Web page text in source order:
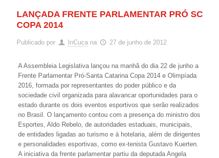
LANÇADA FRENTE PARLAMENTAR PRÓ SC
COPA 2014
Publicado por InCuca na 27 de junho de 2012
A Assembleia Legislativa lançou na manhã do dia 22 de junho a
Frente Parlamentar Pró-Santa Catarina Copa 2014 e Olimpíada
2016, formada por representantes do poder público e da
sociedade civil organizada para alavancar oportunidades para o
estado durante os dois eventos esportivos que serão realizados
no Brasil. O lançamento contou com a presença do ministro dos
Esportes, Aldo Rebelo, de autoridades estaduais, municipais,
de entidades ligadas ao turismo e à hotelaria, além de dirigentes
e personalidades esportivas, como ex-tenista Gustavo Kuerten.
A iniciativa da frente parlamentar partiu da deputada Angela